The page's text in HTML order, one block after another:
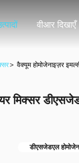
वीआर दिखाएँ
> वैक्यूम होमोजेनाइज़र
मिक्सर
डीएसजेडएल